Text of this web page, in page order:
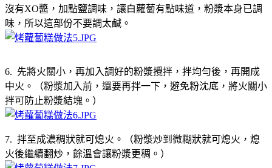
沒有XO醬，加點鹽調味，讓白蘿蔔有點味道，粉漿本身已調
味，所以這部份不要調太鹹。
6. 先將火關小，再加入調好的粉漿攪拌，拌均勻後，再開成
中火。（粉漿加入前，還要再拌一下，避免粉沈底，將火關小
拌可防止粉漿結塊。）
7. 拌至成濃稠狀就可熄火。（粉漿炒到微糊狀就可熄火，熄
火後繼續翻炒，餘溫會讓粉漿更稠。）